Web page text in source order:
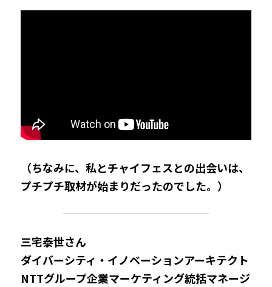
（ちなみに、 私とチャイフェスとの出会いは、
プチプチ取材が始まりだったのでした。）
三宅泰世さん
ダイバーシティ・イノベーションアーキテクト
NTTグループ企業マーケティング統括マネージ